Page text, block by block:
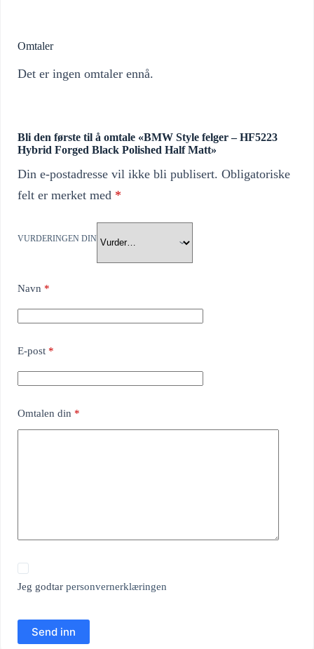
Omtaler
Det er ingen omtaler ennå.
Bli den første til å omtale «BMW Style felger – HF5223
Hybrid Forged Black Polished Half Matt»
Din e-postadresse vil ikke bli publisert. Obligatoriske
felt er merket med *
VURDERINGEN DIN
Navn *
E-post *
Omtalen din *
Jeg godtar personvernerklæringen
Send inn